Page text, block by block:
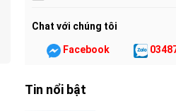
Chat với chúng tôi
Facebook
Tin nổi bật